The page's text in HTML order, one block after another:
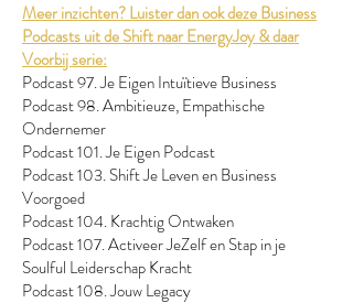
Meer inzichten? Luister dan ook deze Business
Podcasts uit de Shift naar EnergyJoy & daar
Voorbij serie:
Podcast 97. Je Eigen Intuïtieve Business
Podcast 98. Ambitieuze, Empathische
Ondernemer
Podcast 101. Je Eigen Podcast
Podcast 103. Shift Je Leven en Business
Voorgoed
Podcast 104. Krachtig Ontwaken
Podcast 107. Activeer JeZelf en Stap in je
Soulful Leiderschap Kracht
Podcast 108. Jouw Legacy